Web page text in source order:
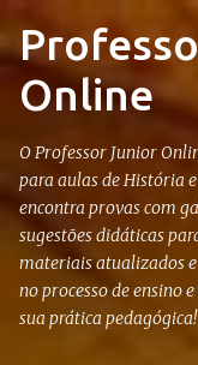
Pular
Online
O Professor Junior
para aulas de História
encontra provas com
sugestões didáticas
materiais atualizados
no processo de ensino
sua prática pedagógica!